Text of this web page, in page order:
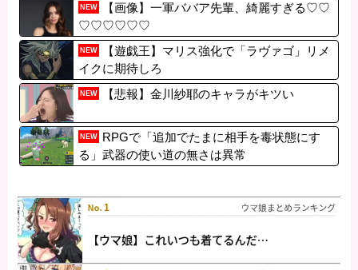
NEW
【画像】一軍ババア先輩、綺麗すぎる♡♡
♡♡♡♡♡♡
NEW
【遊戯王】マリス強化で「ラヴァゴ」リメ
イクに期待しろ
NEW 【悲報】金川紗耶のキャラがキツい
NEW
RPGで「追加でたまに相手を毒状態にす
る」武器の使い道の無さは異常